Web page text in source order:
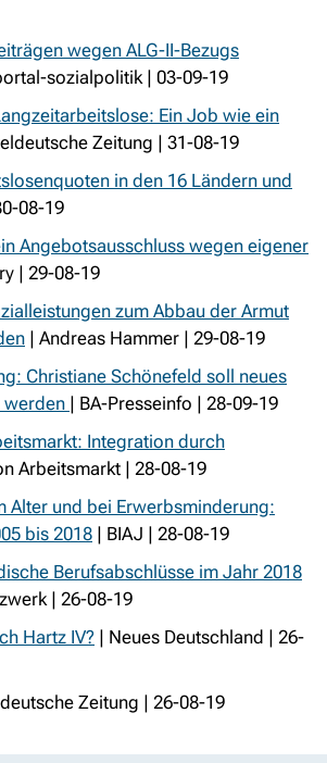
wegen ALG-II-Bezugs
sozialpolitik | 03-09-19
Ein Job wie ein
Zeitung | 31-08-19
in den 16 Ländern und
08-19
Angebotsausschluss wegen eigener
| 29-08-19
zum Abbau der Armut
| Andreas Hammer | 29-08-19
Christiane Schönefeld soll neues
werden | BA-Presseinfo | 28-09-19
Integration durch
Arbeitsmarkt | 28-08-19
Alter und bei Erwerbsminderung:
bis 2018 | BIAJ | 28-08-19
Berufsabschlüsse im Jahr 2018
| 26-08-19
Hartz IV? | Neues Deutschland | 26-
Zeitung | 26-08-19